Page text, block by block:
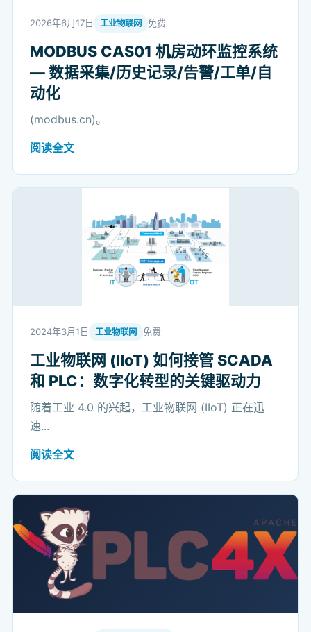
2026年6月17日 工业物联网 免费
MODBUS CAS01 机房动环监控系统
— 数据采集/历史记录/告警/工单/自
动化
(modbus.cn)。
阅读全文
2024年3月1日 工业物联网 免费
工业物联网 (IIoT) 如何接管 SCADA
和 PLC：数字化转型的关键驱动力
随着工业 4.0 的兴起，工业物联网 (IIoT) 正在迅
速...
阅读全文